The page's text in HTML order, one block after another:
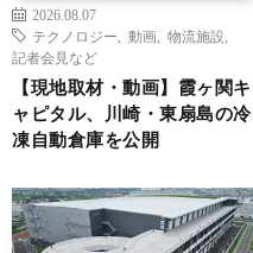
2026.08.07
テクノロジー
動画 物流施設
記者会見など
【現地取材・動画】霞ヶ関キ
ャピタル、川崎・東扇島の冷
凍自動倉庫を公開